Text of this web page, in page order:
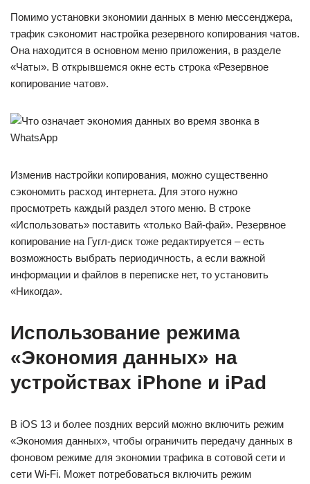
Помимо установки экономии данных в меню мессенджера,
трафик сэкономит настройка резервного копирования чатов.
Она находится в основном меню приложения, в разделе
«Чаты». В открывшемся окне есть строка «Резервное
копирование чатов».
Изменив настройки копирования, можно существенно
сэкономить расход интернета. Для этого нужно
просмотреть каждый раздел этого меню. В строке
«Использовать» поставить «только Вай-фай». Резервное
копирование на Гугл-диск тоже редактируется – есть
возможность выбрать периодичность, а если важной
информации и файлов в переписке нет, то установить
«Никогда».
Использование режима
«Экономия данных» на
устройствах iPhone и iPad
В iOS 13 и более поздних версий можно включить режим
«Экономия данных», чтобы ограничить передачу данных в
фоновом режиме для экономии трафика в сотовой сети и
сети Wi-Fi. Может потребоваться включить режим